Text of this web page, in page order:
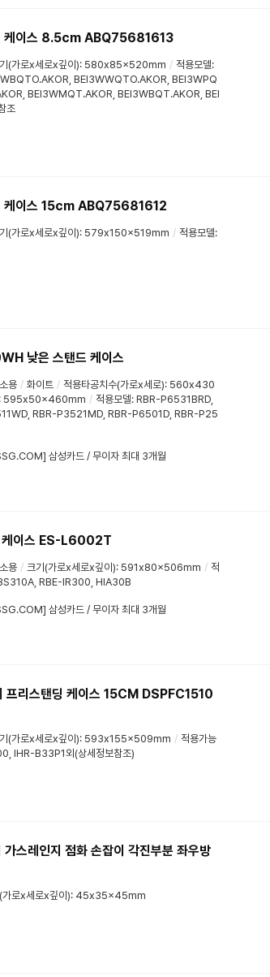
케이스 8.5cm ABQ75681613
(가로x세로x깊이): 580x85x520mm / 적용모델:
BEI3WWQTO.AKOR, BEI3WPQ
BEI3WMQT.AKOR, BEI3WBQT.AKOR, BEI
조
케이스 15cm ABQ75681612
(가로x세로x깊이): 579x150x519mm / 적용모델:
낮은 스탠드 케이스
용 / 화이트 / 적용타공치수(가로x세로): 560x430
): 595x50x460mm / 적용모델: RBR-P6531BRD,
RBR-P3521MD, RBR-P6501D, RBR-P25
삼성카드 / 무이자 최대 3개월
케이스 ES-L6002T
용 / 크기(가로x세로x깊이): 591x80x506mm / 적
RBE-IR300, HIA30B
삼성카드 / 무이자 최대 3개월
프리스탠딩 케이스 15CM DSPFC1510
(가로x세로x깊이): 593x155x509mm / 적용가능
IHR-B33P1외(상세정보참조)
스레인지 점화 손잡이 각진부분 좌우방
가로x세로x깊이): 45x35x45mm